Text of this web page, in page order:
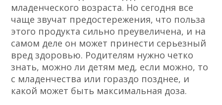
младенческого возраста. Но сегодня все
чаще звучат предостережения, что польза
этого продукта сильно преувеличена, и на
самом деле он может принести серьезный
вред здоровью. Родителям нужно четко
знать, можно ли детям мед, если можно, то
с младенчества или гораздо позднее, и
какой может быть максимальная доза.